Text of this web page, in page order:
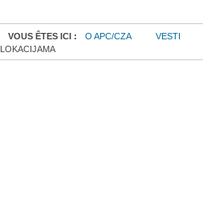
VOUS ÊTES ICI : O APC/CZA VESTI
LOKACIJAMA